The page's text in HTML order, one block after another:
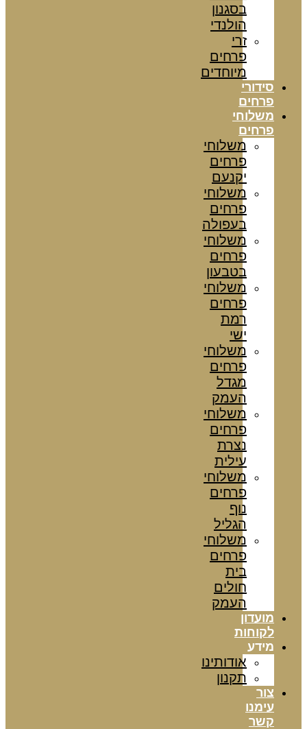
בסגנון
הולנדי
זרי
פרחים
מיוחדים
סידורי
פרחים
משלוחי
פרחים
משלוחי
פרחים
יקנעם
משלוחי
פרחים
בעפולה
משלוחי
פרחים
בטבעון
משלוחי
פרחים
רמת
ישי
משלוחי
פרחים
מגדל
העמק
משלוחי
פרחים
נצרת
עילית
משלוחי
פרחים
נוף
הגליל
משלוחי
פרחים
בית
חולים
העמק
מועדון
לקוחות
מידע
אודותינו
תקנון
צור
עימנו
קשר